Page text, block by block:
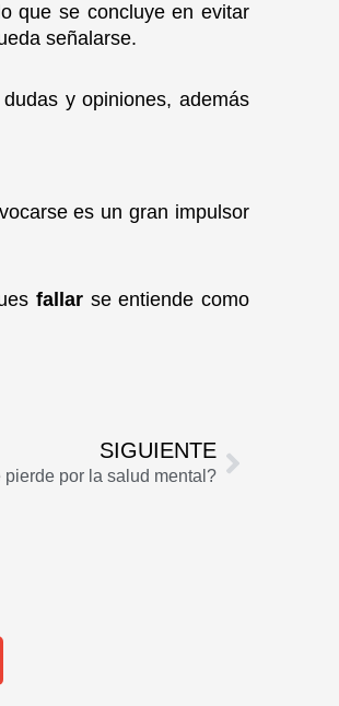
que se concluye en evitar
señalarse.
y opiniones, además
es un gran impulsor
fallar se entiende como
SIGUIENTE
por la salud mental?